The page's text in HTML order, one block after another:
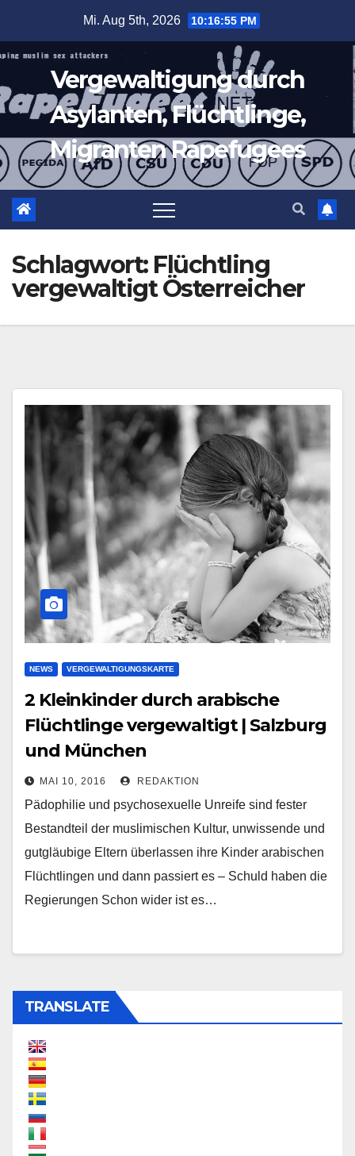
springen
Mi. Aug 5th, 2026 10:16:56 PM
Vergewaltigung durch
Asylanten, Flüchtlinge,
Migranten Rapefugees
Schlagwort: Flüchtling
vergewaltigt Österreicher
NEWS VERGEWALTIGUNGSKARTE
2 Kleinkinder durch arabische
Flüchtlinge vergewaltigt | Salzburg
und München
MAI 10, 2016 REDAKTION
Pädophilie und psychosexuelle Unreife sind fester
Bestandteil der muslimischen Kultur, unwissende und
gutgläubige Eltern überlassen ihre Kinder arabischen
Flüchtlingen und dann passiert es – Schuld haben die
Regierungen Schon wider ist es…
TRANSLATE